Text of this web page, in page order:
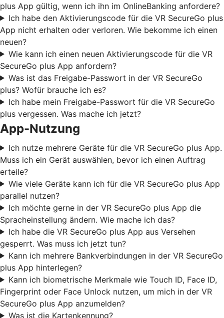
plus App gültig, wenn ich ihn im OnlineBanking anfordere?
Ich habe den Aktivierungscode für die VR SecureGo plus
App nicht erhalten oder verloren. Wie bekomme ich einen
neuen?
Wie kann ich einen neuen Aktivierungscode für die VR
SecureGo plus App anfordern?
Was ist das Freigabe-Passwort in der VR SecureGo
plus? Wofür brauche ich es?
Ich habe mein Freigabe-Passwort für die VR SecureGo
plus vergessen. Was mache ich jetzt?
App-Nutzung
Ich nutze mehrere Geräte für die VR SecureGo plus App.
Muss ich ein Gerät auswählen, bevor ich einen Auftrag
erteile?
Wie viele Geräte kann ich für die VR SecureGo plus App
parallel nutzen?
Ich möchte gerne in der VR SecureGo plus App die
Spracheinstellung ändern. Wie mache ich das?
Ich habe die VR SecureGo plus App aus Versehen
gesperrt. Was muss ich jetzt tun?
Kann ich mehrere Bankverbindungen in der VR SecureGo
plus App hinterlegen?
Kann ich biometrische Merkmale wie Touch ID, Face ID,
Fingerprint oder Face Unlock nutzen, um mich in der VR
SecureGo plus App anzumelden?
Was ist die Kartenkennung?